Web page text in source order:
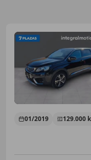
01/2019 129.000